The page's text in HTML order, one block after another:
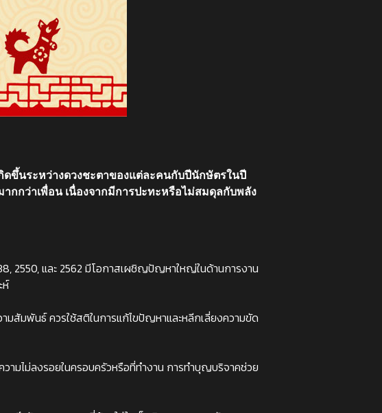
ดขึ้นระหว่างดวงชะตาของแต่ละคนกับปีนักษัตรในปี
ากกว่าเพื่อน เนื่องจากมีการปะทะหรือไม่สมดุลกับพลัง
2550, และ 2562 มีโอกาสเผชิญปัญหาใหญ่ในด้านการงาน
ห์
มสัมพันธ์ ควรใช้สติในการแก้ไขปัญหาและหลีกเลี่ยงความขัด
มไม่ลงรอยในครอบครัวหรือที่ทำงาน การทำบุญบริจาคช่วย